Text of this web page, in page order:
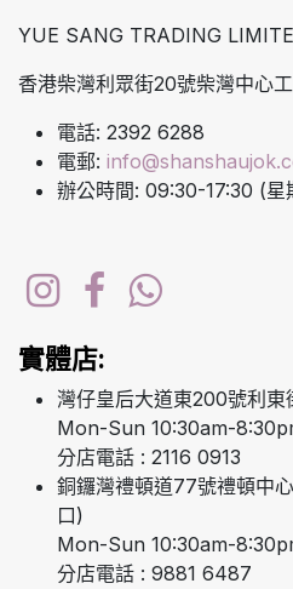
YUE SANG TRADING
香港柴灣利眾街20號柴灣中心
電話: 2392 6288
電郵:
辦公時間: 09:30-17:30 (星
實體店:
灣仔皇后大道東200號利
Mon-Sun 10:30am-
分店電話 : 2116 0913
銅鑼灣禮頓道77號禮頓中
口)
Mon-Sun 10:30am-
分店電話 : 9881 6487